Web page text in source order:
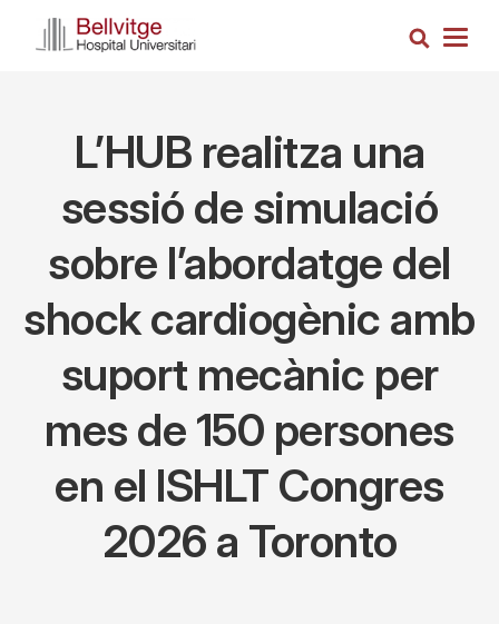
Cerca
L’HUB realitza una
sessió de simulació
sobre l’abordatge del
shock cardiogènic amb
suport mecànic per
mes de 150 persones
en el ISHLT Congres
2026 a Toronto